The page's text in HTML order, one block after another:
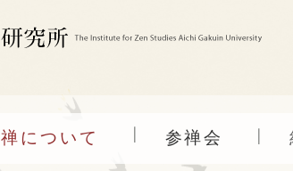
禅について 参禅会